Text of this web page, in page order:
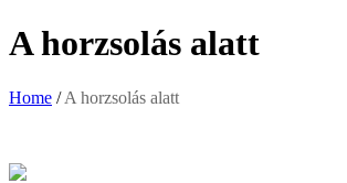
A horzsolás alatt
Home /A horzsolás alatt